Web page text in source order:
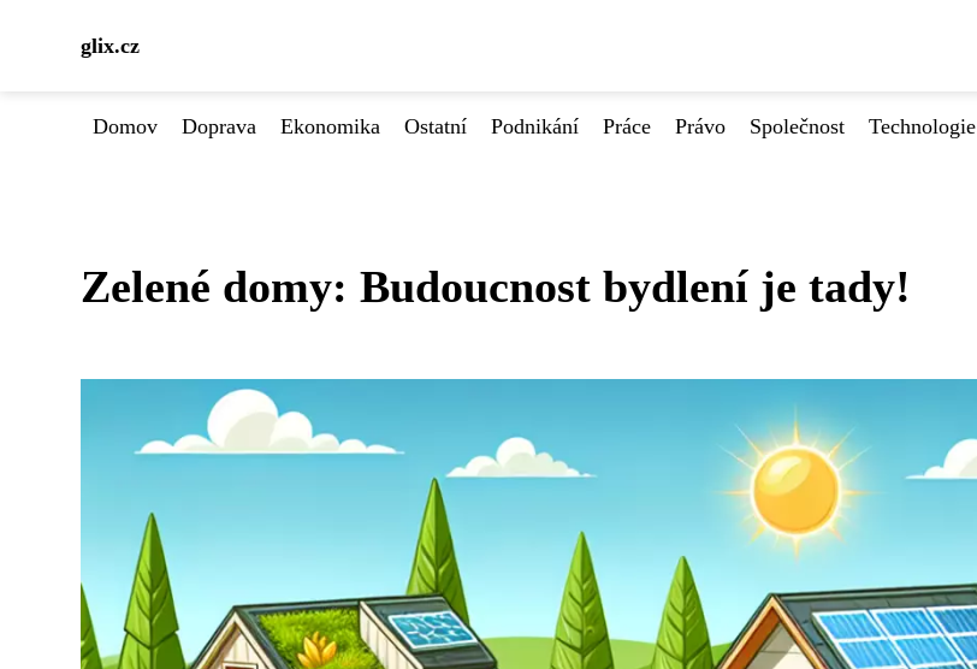
glix.cz
Domov Doprava Ekonomika Ostatní Podnikání Práce Právo Společnost Technologie
Zelené domy: Budoucnost bydlení je tady!